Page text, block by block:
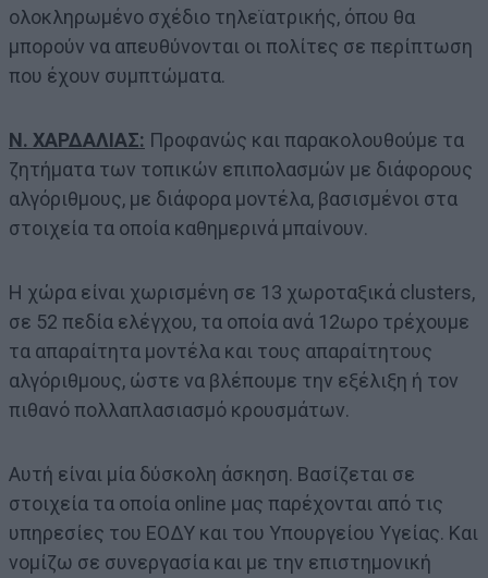
ολοκληρωμένο σχέδιο τηλεϊατρικής, όπου θα
μπορούν να απευθύνονται οι πολίτες σε περίπτωση
που έχουν συμπτώματα.
Ν. ΧΑΡΔΑΛΙΑΣ: Προφανώς και παρακολουθούμε τα
ζητήματα των τοπικών επιπολασμών με διάφορους
αλγόριθμους, με διάφορα μοντέλα, βασισμένοι στα
στοιχεία τα οποία καθημερινά μπαίνουν.
Η χώρα είναι χωρισμένη σε 13 χωροταξικά clusters,
σε 52 πεδία ελέγχου, τα οποία ανά 12ωρο τρέχουμε
τα απαραίτητα μοντέλα και τους απαραίτητους
αλγόριθμους, ώστε να βλέπουμε την εξέλιξη ή τον
πιθανό πολλαπλασιασμό κρουσμάτων.
Αυτή είναι μία δύσκολη άσκηση. Βασίζεται σε
στοιχεία τα οποία online μας παρέχονται από τις
υπηρεσίες του ΕΟΔΥ και του Υπουργείου Υγείας. Και
νομίζω σε συνεργασία και με την επιστημονική